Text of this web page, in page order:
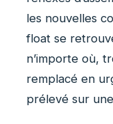
les nouvelles
float se
n’importe où,
remplacé en
prélevé sur